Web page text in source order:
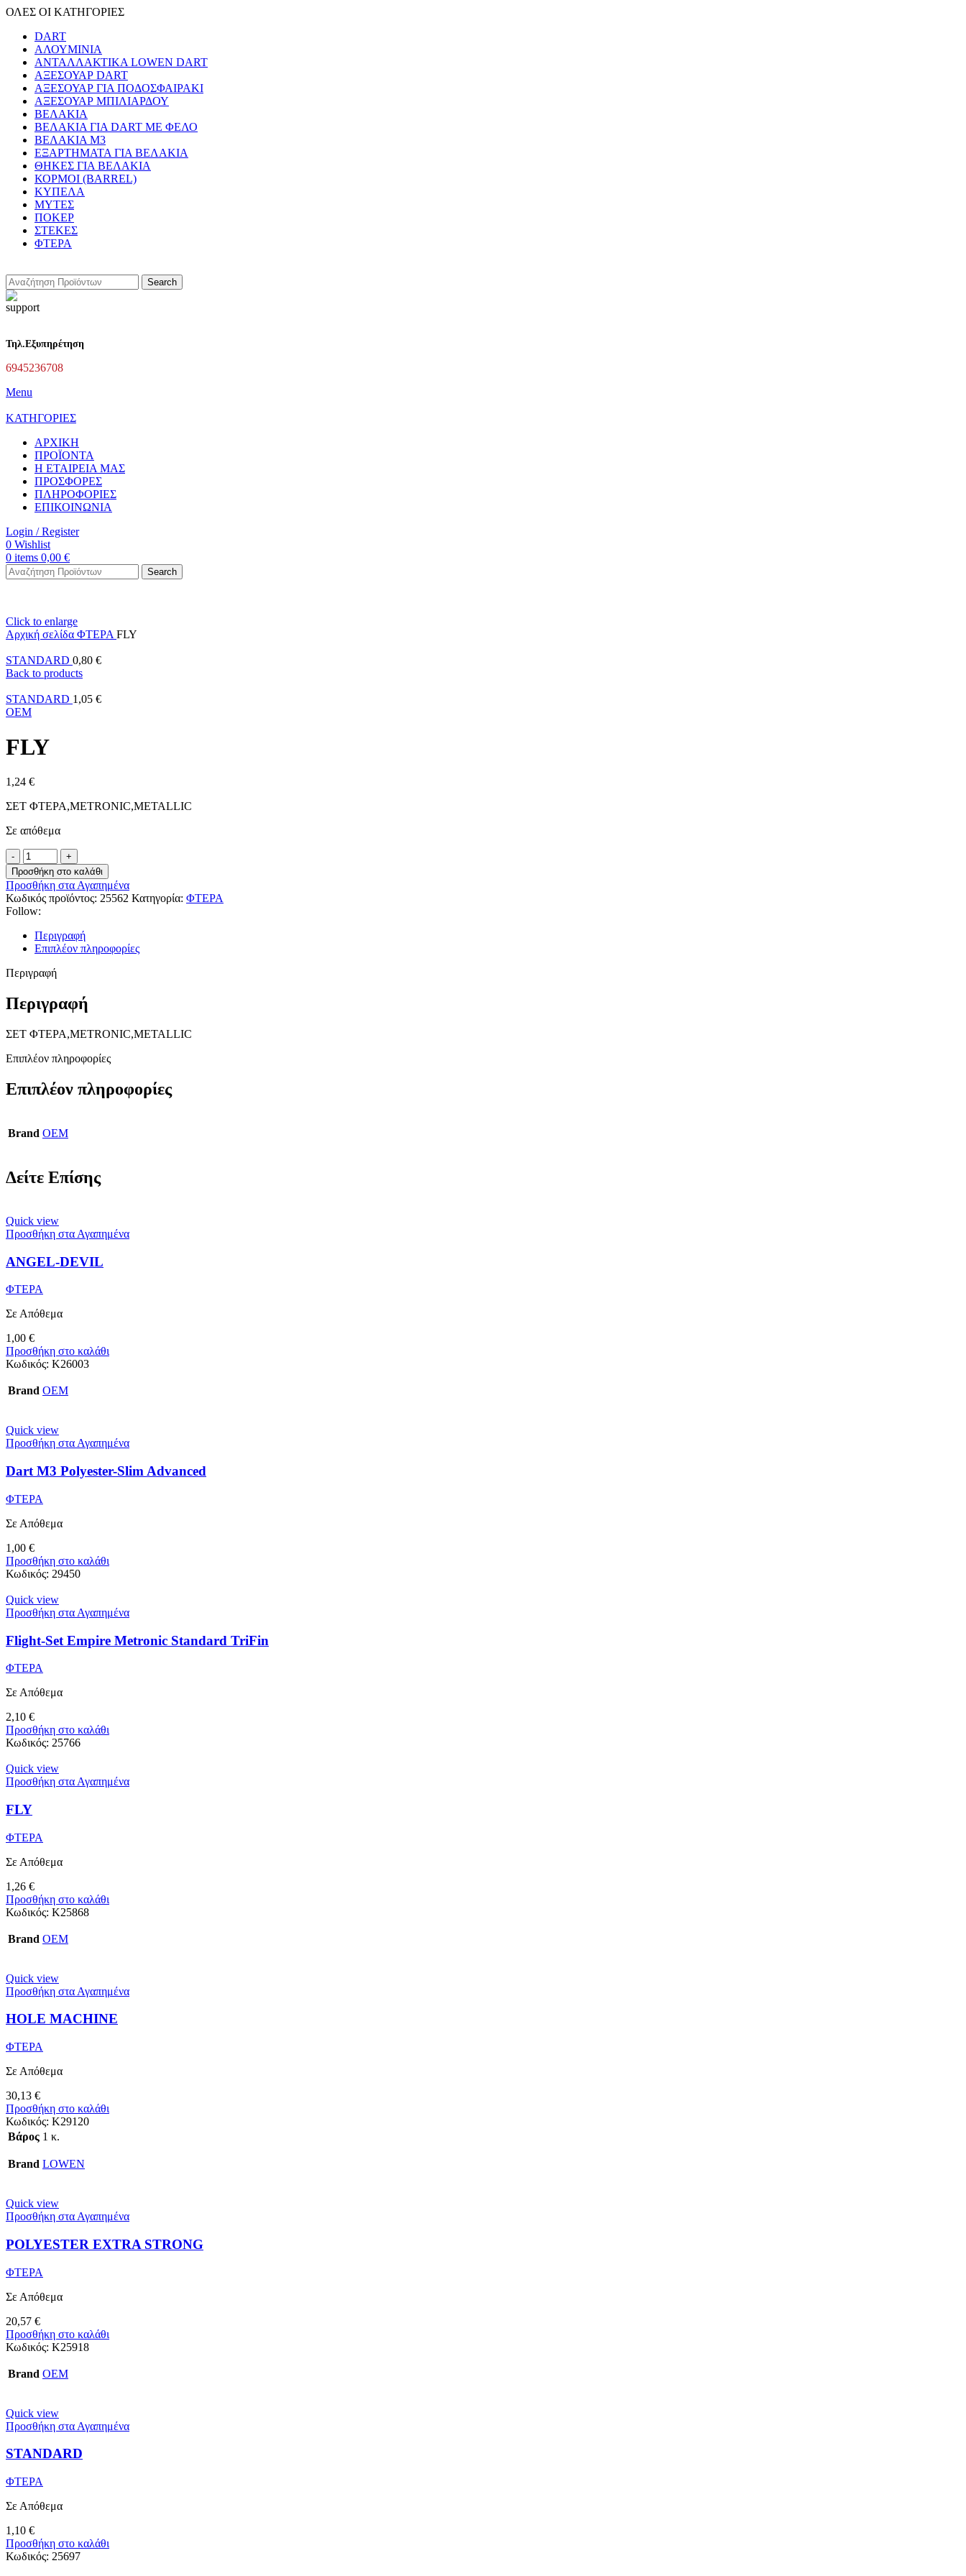
ΟΛΕΣ ΟΙ ΚΑΤΗΓΟΡΙΕΣ
DART
ΑΛΟΥΜΙΝΙΑ
ΑΝΤΑΛΛΑΚΤΙΚΑ LOWEN DART
ΑΞΕΣΟΥΑΡ DART
ΑΞΕΣΟΥΑΡ ΓΙΑ ΠΟΔΟΣΦΑΙΡΑΚΙ
ΑΞΕΣΟΥΑΡ ΜΠΙΛΙΑΡΔΟΥ
ΒΕΛΑΚΙΑ
ΒΕΛΑΚΙΑ ΓΙΑ DART ΜΕ ΦΕΛΟ
ΒΕΛΑΚΙΑ Μ3
ΕΞΑΡΤΗΜΑΤΑ ΓΙΑ ΒΕΛΑΚΙΑ
ΘΗΚΕΣ ΓΙΑ ΒΕΛΑΚΙΑ
ΚΟΡΜΟΙ (BARREL)
ΚΥΠΕΛΑ
ΜΥΤΕΣ
ΠΟΚΕΡ
ΣΤΕΚΕΣ
ΦΤΕΡΑ
Search
Τηλ.Εξυπηρέτηση
6945236708
Menu
ΚΑΤΗΓΟΡΙΕΣ
ΑΡΧΙΚΗ
ΠΡΟΪΟΝΤΑ
Η ΕΤΑΙΡΕΙΑ ΜΑΣ
ΠΡΟΣΦΟΡΕΣ
ΠΛΗΡΟΦΟΡΙΕΣ
ΕΠΙΚΟΙΝΩΝΙΑ
Login / Register
0 Wishlist
0 items 0,00 €
Search
Click to enlarge
Αρχική σελίδα ΦΤΕΡΑ FLY
STANDARD 0,80 €
Back to products
STANDARD 1,05 €
OEM
FLY
1,24 €
ΣΕΤ ΦΤΕΡΑ,METRONIC,METALLIC
Σε απόθεμα
Προσθήκη στο καλάθι
Προσθήκη στα Αγαπημένα
Κωδικός προϊόντος: 25562 Κατηγορία: ΦΤΕΡΑ
Follow:
Περιγραφή
Επιπλέον πληροφορίες
Περιγραφή
Περιγραφή
ΣΕΤ ΦΤΕΡΑ,METRONIC,METALLIC
Επιπλέον πληροφορίες
Επιπλέον πληροφορίες
Brand OEM
Δείτε Επίσης
Quick view
Προσθήκη στα Αγαπημένα
ANGEL-DEVIL
ΦΤΕΡΑ
Σε Απόθεμα
1,00 €
Προσθήκη στο καλάθι
Κωδικός: Κ26003
Brand OEM
Quick view
Προσθήκη στα Αγαπημένα
Dart M3 Polyester-Slim Advanced
ΦΤΕΡΑ
Σε Απόθεμα
1,00 €
Προσθήκη στο καλάθι
Κωδικός: 29450
Quick view
Προσθήκη στα Αγαπημένα
Flight-Set Empire Metronic Standard TriFin
ΦΤΕΡΑ
Σε Απόθεμα
2,10 €
Προσθήκη στο καλάθι
Κωδικός: 25766
Quick view
Προσθήκη στα Αγαπημένα
FLY
ΦΤΕΡΑ
Σε Απόθεμα
1,26 €
Προσθήκη στο καλάθι
Κωδικός: K25868
Brand OEM
Quick view
Προσθήκη στα Αγαπημένα
HOLE MACHINE
ΦΤΕΡΑ
Σε Απόθεμα
30,13 €
Προσθήκη στο καλάθι
Κωδικός: Κ29120
Βάρος 1 κ.
Brand LOWEN
Quick view
Προσθήκη στα Αγαπημένα
POLYESTER EXTRA STRONG
ΦΤΕΡΑ
Σε Απόθεμα
20,57 €
Προσθήκη στο καλάθι
Κωδικός: Κ25918
Brand OEM
Quick view
Προσθήκη στα Αγαπημένα
STANDARD
ΦΤΕΡΑ
Σε Απόθεμα
1,10 €
Προσθήκη στο καλάθι
Κωδικός: 25697